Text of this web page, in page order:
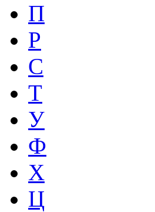
П
Р
С
Т
У
Ф
Х
Ц